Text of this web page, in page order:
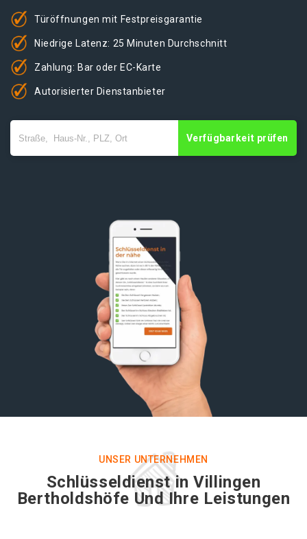
Türöffnungen mit Festpreisgarantie
Niedrige Latenz: 25 Minuten Durchschnitt
Zahlung: Bar oder EC-Karte
Autorisierter Dienstanbieter
Verfügbarkeit prüfen
UNSER UNTERNEHMEN
Schlüsseldienst in Villingen
Bertholdshöfe Und Ihre Leistungen